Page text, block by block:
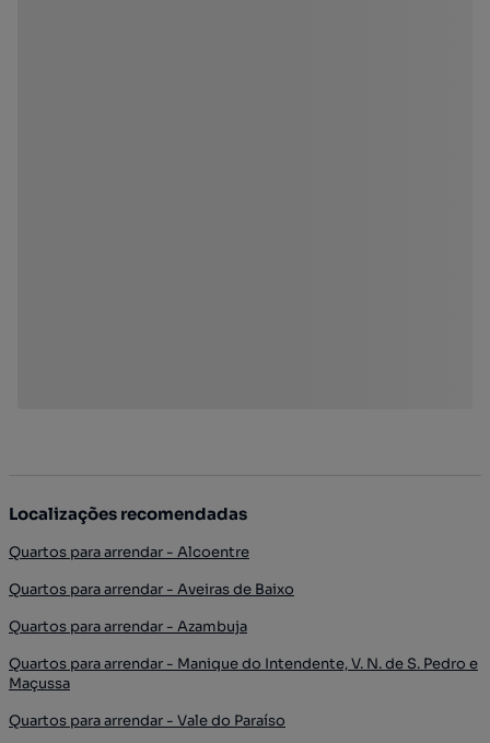
Localizações recomendadas
Quartos para arrendar - Alcoentre
Quartos para arrendar - Aveiras de Baixo
Quartos para arrendar - Azambuja
Quartos para arrendar - Manique do Intendente, V. N. de S. Pedro e
Maçussa
Quartos para arrendar - Vale do Paraíso